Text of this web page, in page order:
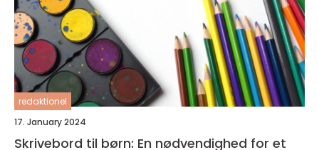
redaktionel
17. January 2024
Skrivebord til børn: En nødvendighed for et